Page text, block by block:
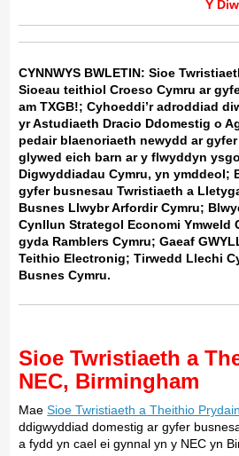
Y
CYNNWYS BWLETIN:Sioe
Sioeau teithiol Croeso Cymru ar
am TXGB!; Cyhoeddi’r adroddiad
yr Astudiaeth Dracio Ddomestig o
pedair blaenoriaeth newydd ar
glywed eich barn ar y flwyddyn
Digwyddiadau Cymru, yn ymddeol;
gyfer busnesau Twristiaeth a
Busnes Llwybr Arfordir Cymru;
Cynllun Strategol Economi Ymweld
gyda Ramblers Cymru; Gaeaf
Teithio Electronig; Tirwedd Llechi
Busnes Cymru.
Sioe Twristiaeth a
NEC, Birmingham
MaeSioe Twristiaeth a Theithio Prydain
ddigwyddiad domestig ar gyfer
a fydd yn cael ei gynnal yn y NEC yn